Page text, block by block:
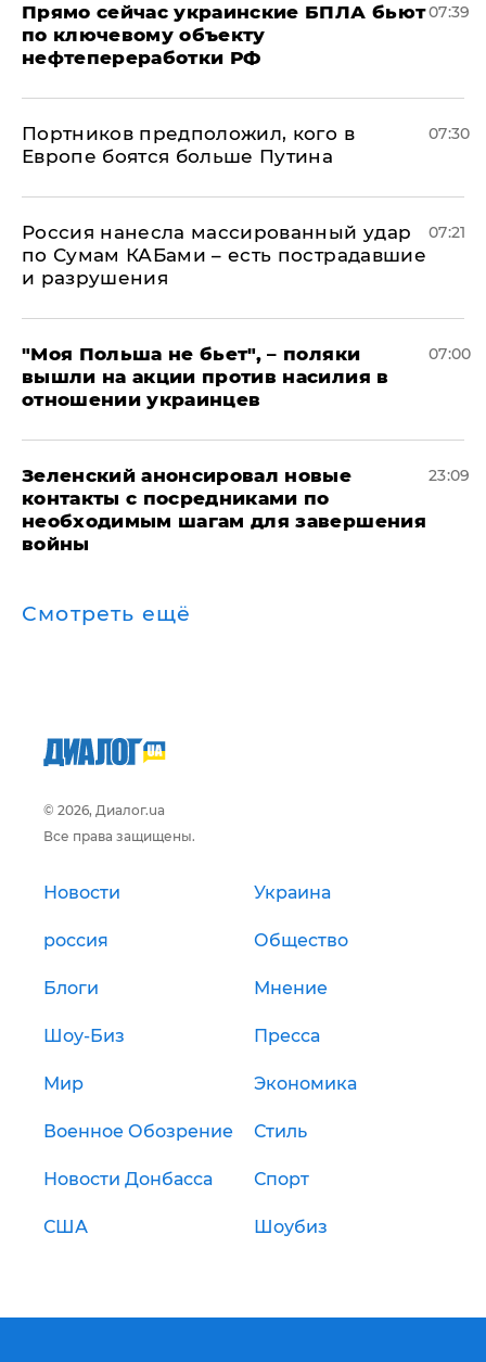
Прямо сейчас украинские БПЛА бьют
по ключевому объекту
нефтепереработки РФ
07:39
Портников предположил, кого в
Европе боятся больше Путина
07:30
Россия нанесла массированный удар
по Сумам КАБами – есть пострадавшие
и разрушения
07:21
"Моя Польша не бьет", – поляки
вышли на акции против насилия в
отношении украинцев
07:00
Зеленский анонсировал новые
контакты с посредниками по
необходимым шагам для завершения
войны
23:09
Смотреть ещё
© 2026, Диалог.ua
Все права защищены.
Новости Украина
россия Общество
Блоги Мнение
Шоу-Биз Пресса
Мир Экономика
Военное Обозрение Стиль
Новости Донбасса Спорт
США Шоубиз